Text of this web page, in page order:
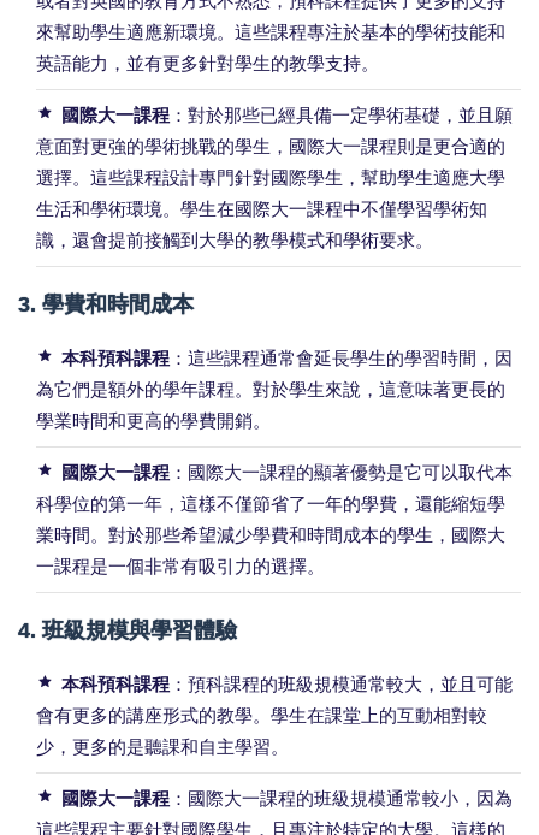
來幫助學生適應新環境。這些課程專注於基本的學術技能和
英語能力，並有更多針對學生的教學支持。
國際大一課程：對於那些已經具備一定學術基礎，並且願
意面對更強的學術挑戰的學生，國際大一課程則是更合適的
選擇。這些課程設計專門針對國際學生，幫助學生適應大學
生活和學術環境。學生在國際大一課程中不僅學習學術知
識，還會提前接觸到大學的教學模式和學術要求。
3. 學費和時間成本
本科預科課程：這些課程通常會延長學生的學習時間，因
為它們是額外的學年課程。對於學生來說，這意味著更長的
學業時間和更高的學費開銷。
國際大一課程：國際大一課程的顯著優勢是它可以取代本
科學位的第一年，這樣不僅節省了一年的學費，還能縮短學
業時間。對於那些希望減少學費和時間成本的學生，國際大
一課程是一個非常有吸引力的選擇。
4.班級規模與學習體驗
本科預科課程：預科課程的班級規模通常較大，並且可能
會有更多的講座形式的教學。學生在課堂上的互動相對較
少，更多的是聽課和自主學習。
國際大一課程：國際大一課程的班級規模通常較小，因為
這些課程主要針對國際學生，且專注於特定的大學。這樣的